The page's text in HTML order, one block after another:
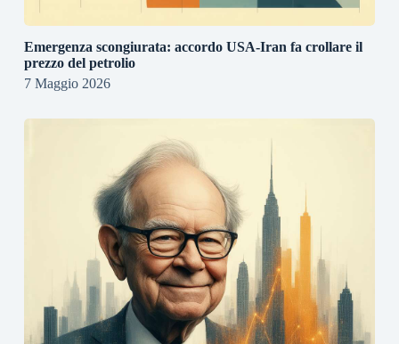
Emergenza scongiurata: accordo USA-Iran fa crollare il
prezzo del petrolio
7 Maggio 2026